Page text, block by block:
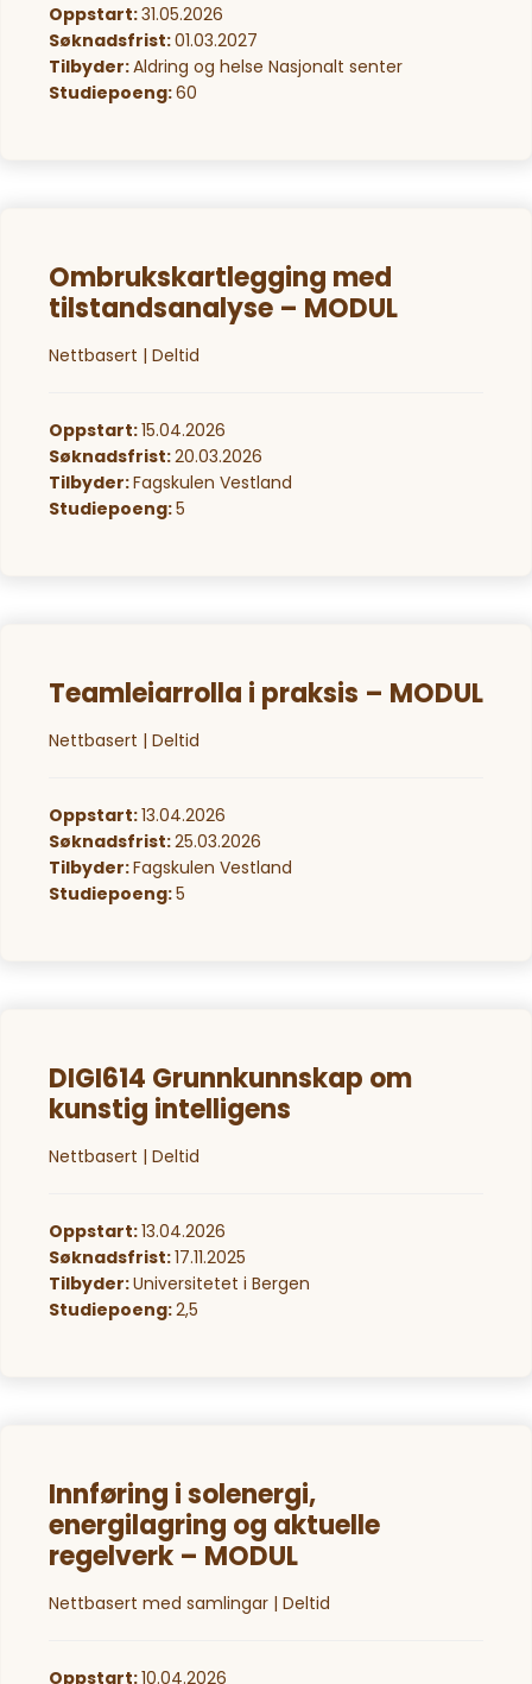
Oppstart:31.05.2026
Søknadsfrist:01.03.2027
Tilbyder:Aldring og helse Nasjonalt senter
Studiepoeng:60
Ombrukskartlegging med
tilstandsanalyse – MODUL
Nettbasert | Deltid
Oppstart:15.04.2026
Søknadsfrist:20.03.2026
Tilbyder:Fagskulen Vestland
Studiepoeng:5
Teamleiarrolla i praksis – MODUL
Nettbasert | Deltid
Oppstart:13.04.2026
Søknadsfrist:25.03.2026
Tilbyder:Fagskulen Vestland
Studiepoeng:5
DIGI614 Grunnkunnskap om
kunstig intelligens
Nettbasert | Deltid
Oppstart:13.04.2026
Søknadsfrist:17.11.2025
Tilbyder:Universitetet i Bergen
Studiepoeng:2,5
Innføring i solenergi,
energilagring og aktuelle
regelverk – MODUL
Nettbasert med samlingar | Deltid
Oppstart:10.04.2026